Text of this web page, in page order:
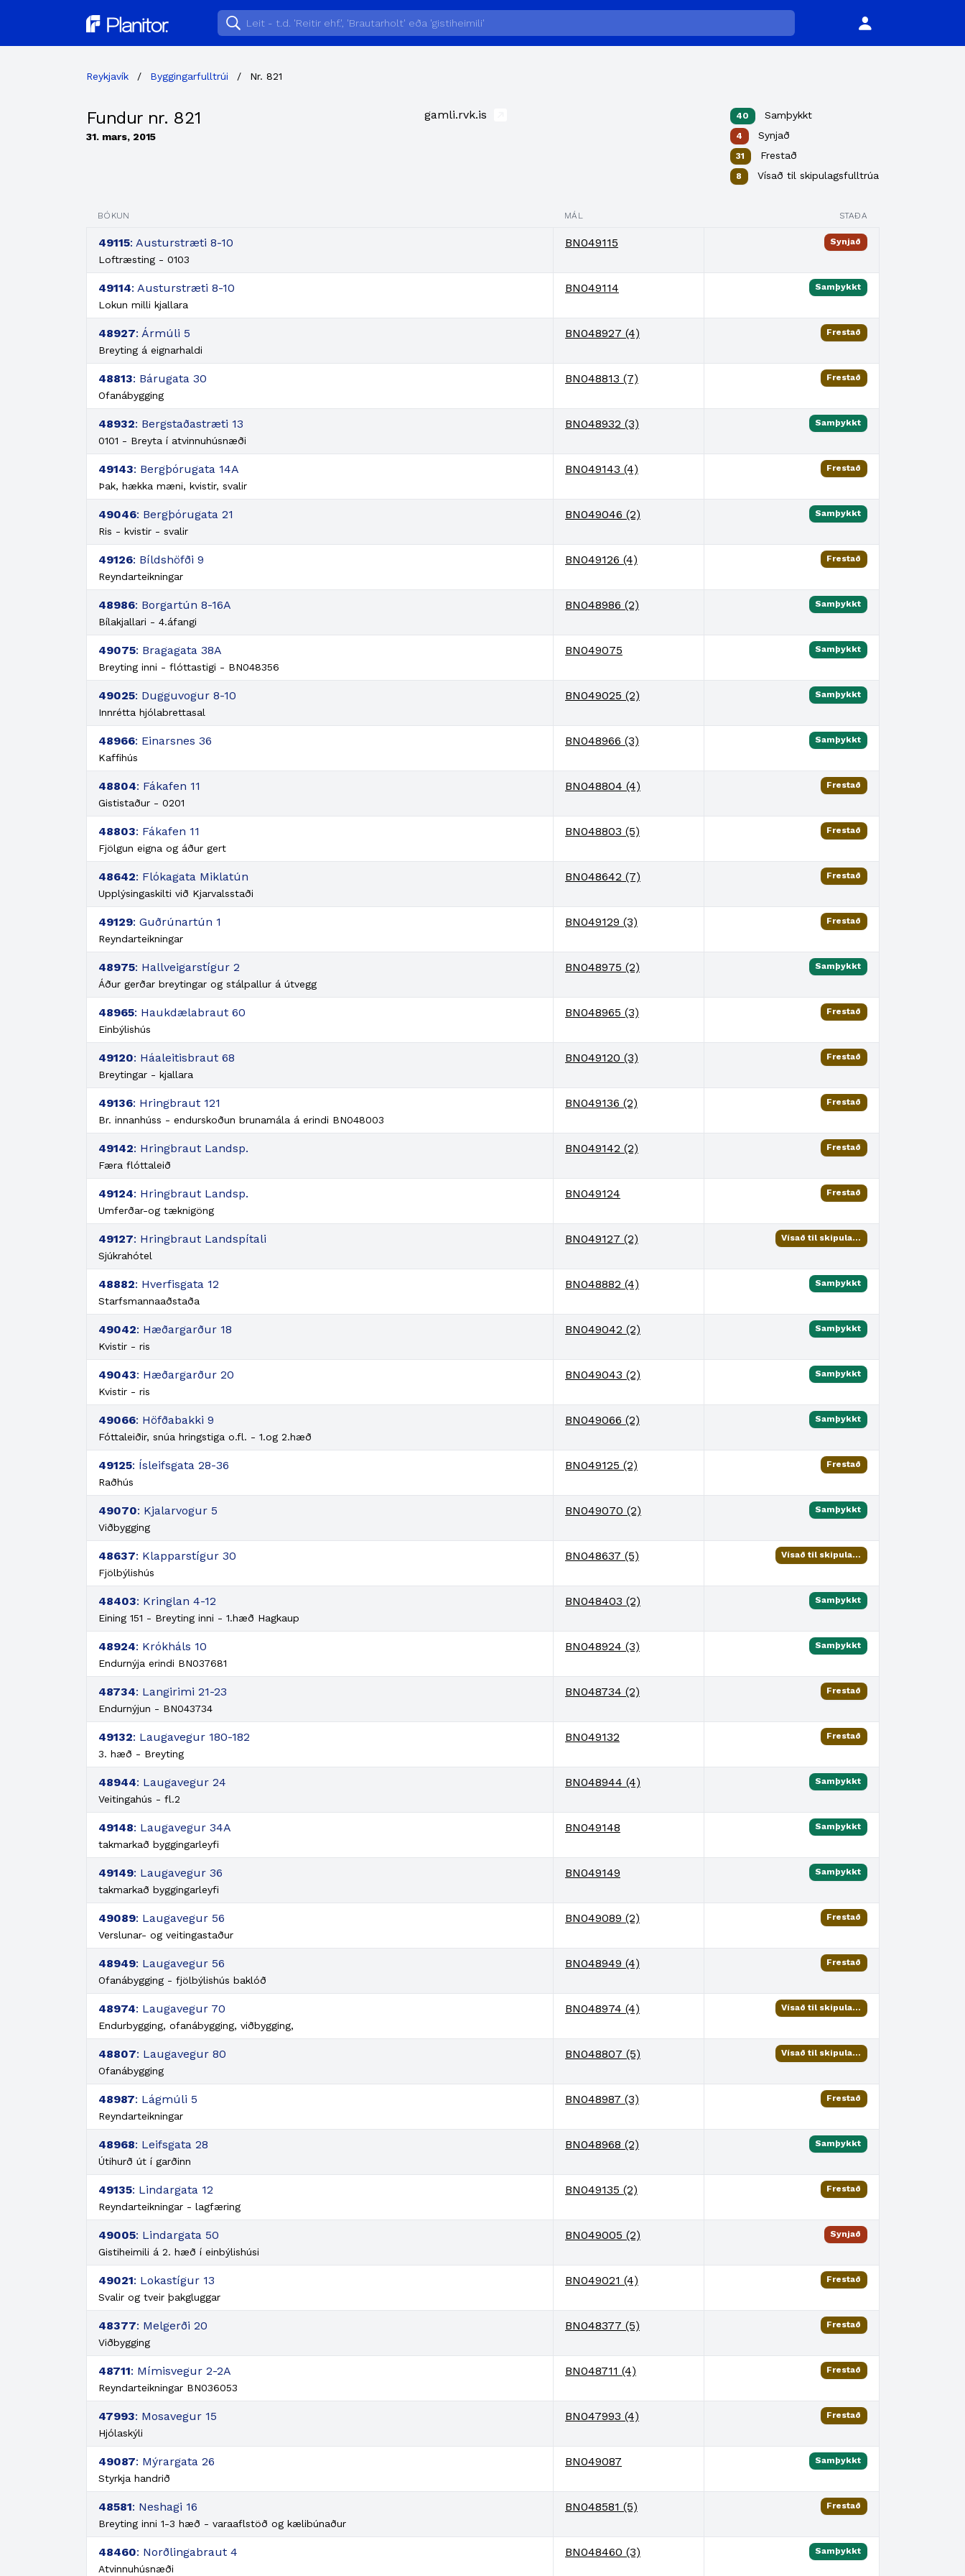
Planitor
Reykjavík / Byggingarfulltrúi / Nr. 821
Fundur nr. 821
31. mars, 2015
gamli.rvk.is 40 Samþykkt
4 Synjað
31 Frestað
8 Vísað til skipulagsfulltrúa
BÓKUN MÁL STAÐA
49115: Austurstræti 8-10
Loftræsting - 0103
BN049115 Synjað
49114: Austurstræti 8-10
Lokun milli kjallara
BN049114 Samþykkt
48927: Ármúli 5
Breyting á eignarhaldi
BN048927 (4) Frestað
48813: Bárugata 30
Ofanábygging
BN048813 (7) Frestað
48932: Bergstaðastræti 13
0101 - Breyta í atvinnuhúsnæði
BN048932 (3) Samþykkt
49143: Bergþórugata 14A
Þak, hækka mæni, kvistir, svalir
BN049143 (4) Frestað
49046: Bergþórugata 21
Ris - kvistir - svalir
BN049046 (2) Samþykkt
49126: Bíldshöfði 9
Reyndarteikningar
BN049126 (4) Frestað
48986: Borgartún 8-16A
Bílakjallari - 4.áfangi
BN048986 (2) Samþykkt
49075: Bragagata 38A
Breyting inni - flóttastigi - BN048356
BN049075 Samþykkt
49025: Dugguvogur 8-10
Innrétta hjólabrettasal
BN049025 (2) Samþykkt
48966: Einarsnes 36
Kaffihús
BN048966 (3) Samþykkt
48804: Fákafen 11
Gististaður - 0201
BN048804 (4) Frestað
48803: Fákafen 11
Fjölgun eigna og áður gert
BN048803 (5) Frestað
48642: Flókagata Miklatún
Upplýsingaskilti við Kjarvalsstaði
BN048642 (7) Frestað
49129: Guðrúnartún 1
Reyndarteikningar
BN049129 (3) Frestað
48975: Hallveigarstígur 2
Áður gerðar breytingar og stálpallur á útvegg
BN048975 (2) Samþykkt
48965: Haukdælabraut 60
Einbýlishús
BN048965 (3) Frestað
49120: Háaleitisbraut 68
Breytingar - kjallara
BN049120 (3) Frestað
49136: Hringbraut 121
Br. innanhúss - endurskoðun brunamála á erindi BN048003
BN049136 (2) Frestað
49142: Hringbraut Landsp.
Færa flóttaleið
BN049142 (2) Frestað
49124: Hringbraut Landsp.
Umferðar-og tæknigöng
BN049124 Frestað
49127: Hringbraut Landspítali
Sjúkrahótel
BN049127 (2) Vísað til skipulagsfulltrúa
48882: Hverfisgata 12
Starfsmannaaðstaða
BN048882 (4) Samþykkt
49042: Hæðargarður 18
Kvistir - ris
BN049042 (2) Samþykkt
49043: Hæðargarður 20
Kvistir - ris
BN049043 (2) Samþykkt
49066: Höfðabakki 9
Fóttaleiðir, snúa hringstiga o.fl. - 1.og 2.hæð
BN049066 (2) Samþykkt
49125: Ísleifsgata 28-36
Raðhús
BN049125 (2) Frestað
49070: Kjalarvogur 5
Viðbygging
BN049070 (2) Samþykkt
48637: Klapparstígur 30
Fjölbýlishús
BN048637 (5) Vísað til skipulagsfulltrúa
48403: Kringlan 4-12
Eining 151 - Breyting inni - 1.hæð Hagkaup
BN048403 (2) Samþykkt
48924: Krókháls 10
Endurnýja erindi BN037681
BN048924 (3) Samþykkt
48734: Langirimi 21-23
Endurnýjun - BN043734
BN048734 (2) Frestað
49132: Laugavegur 180-182
3. hæð - Breyting
BN049132 Frestað
48944: Laugavegur 24
Veitingahús - fl.2
BN048944 (4) Samþykkt
49148: Laugavegur 34A
takmarkað byggingarleyfi
BN049148 Samþykkt
49149: Laugavegur 36
takmarkað byggingarleyfi
BN049149 Samþykkt
49089: Laugavegur 56
Verslunar- og veitingastaður
BN049089 (2) Frestað
48949: Laugavegur 56
Ofanábygging - fjölbýlishús baklóð
BN048949 (4) Frestað
48974: Laugavegur 70
Endurbygging, ofanábygging, viðbygging,
BN048974 (4) Vísað til skipulagsfulltrúa
48807: Laugavegur 80
Ofanábygging
BN048807 (5) Vísað til skipulagsfulltrúa
48987: Lágmúli 5
Reyndarteikningar
BN048987 (3) Frestað
48968: Leifsgata 28
Útihurð út í garðinn
BN048968 (2) Samþykkt
49135: Lindargata 12
Reyndarteikningar - lagfæring
BN049135 (2) Frestað
49005: Lindargata 50
Gistiheimili á 2. hæð í einbýlishúsi
BN049005 (2) Synjað
49021: Lokastígur 13
Svalir og tveir þakgluggar
BN049021 (4) Frestað
48377: Melgerði 20
Viðbygging
BN048377 (5) Frestað
48711: Mímisvegur 2-2A
Reyndarteikningar BN036053
BN048711 (4) Frestað
47993: Mosavegur 15
Hjólaskýli
BN047993 (4) Frestað
49087: Mýrargata 26
Styrkja handrið
BN049087 Samþykkt
48581: Neshagi 16
Breyting inni 1-3 hæð - varaaflstöð og kælibúnaður
BN048581 (5) Frestað
48460: Norðlingabraut 4
Atvinnuhúsnæði
BN048460 (3) Samþykkt